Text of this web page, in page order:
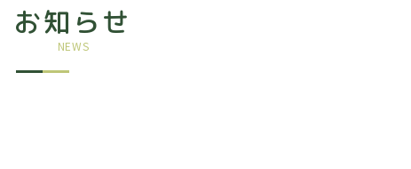
お知らせ
NEWS